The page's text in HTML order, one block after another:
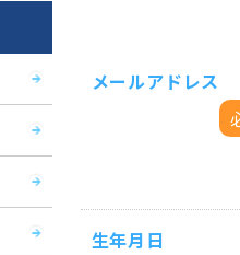
メールアドレス
生年月日